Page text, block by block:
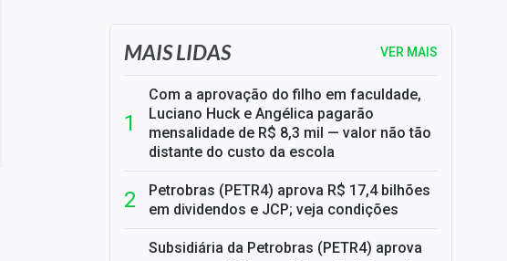
MAIS LIDAS VER MAIS
Com a aprovação do filho em faculdade,
Luciano Huck e Angélica pagarão
mensalidade de R$ 8,3 mil — valor não tão
distante do custo da escola
Petrobras (PETR4) aprova R$ 17,4 bilhões
em dividendos e JCP; veja condições
Subsidiária da Petrobras (PETR4) aprova